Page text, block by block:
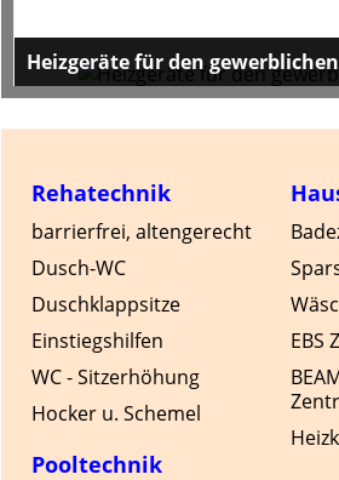
Heizgeräte für den
fürs Hotel, Pension, Fitnesscenter
EBS
Rehatechnik
barrierfrei, altengerecht
Dusch-WC
Duschklappsitze
Einstiegshilfen
WC - Sitzerhöhung
Hocker u. Schemel
Pooltechnik